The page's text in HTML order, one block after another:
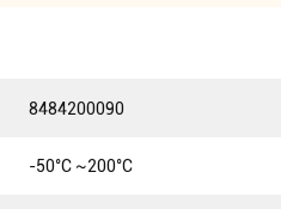
8484200090
-50°C ~200°C